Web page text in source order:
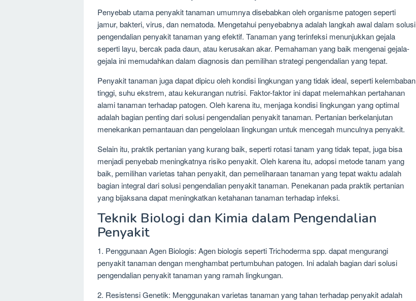
Penyebab utama penyakit tanaman umumnya disebabkan oleh organisme patogen seperti
jamur, bakteri, virus, dan nematoda. Mengetahui penyebabnya adalah langkah awal dalam solusi
pengendalian penyakit tanaman yang efektif. Tanaman yang terinfeksi menunjukkan gejala
seperti layu, bercak pada daun, atau kerusakan akar. Pemahaman yang baik mengenai gejala-
gejala ini memudahkan dalam diagnosis dan pemilihan strategi pengendalian yang tepat.
Penyakit tanaman juga dapat dipicu oleh kondisi lingkungan yang tidak ideal, seperti kelembaban
tinggi, suhu ekstrem, atau kekurangan nutrisi. Faktor-faktor ini dapat melemahkan pertahanan
alami tanaman terhadap patogen. Oleh karena itu, menjaga kondisi lingkungan yang optimal
adalah bagian penting dari solusi pengendalian penyakit tanaman. Pertanian berkelanjutan
menekankan pemantauan dan pengelolaan lingkungan untuk mencegah munculnya penyakit.
Selain itu, praktik pertanian yang kurang baik, seperti rotasi tanam yang tidak tepat, juga bisa
menjadi penyebab meningkatnya risiko penyakit. Oleh karena itu, adopsi metode tanam yang
baik, pemilihan varietas tahan penyakit, dan pemeliharaan tanaman yang tepat waktu adalah
bagian integral dari solusi pengendalian penyakit tanaman. Penekanan pada praktik pertanian
yang bijaksana dapat meningkatkan ketahanan tanaman terhadap infeksi.
Teknik Biologi dan Kimia dalam Pengendalian
Penyakit
1. Penggunaan Agen Biologis: Agen biologis seperti Trichoderma spp. dapat mengurangi
penyakit tanaman dengan menghambat pertumbuhan patogen. Ini adalah bagian dari solusi
pengendalian penyakit tanaman yang ramah lingkungan.
2. Resistensi Genetik: Menggunakan varietas tanaman yang tahan terhadap penyakit adalah